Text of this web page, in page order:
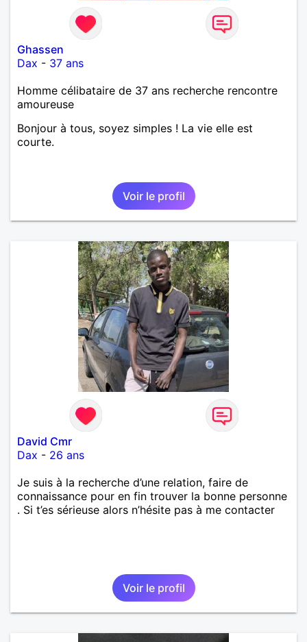
Ghassen
Dax - 37 ans
Homme célibataire de 37 ans recherche rencontre
amoureuse
Bonjour à tous, soyez simples ! La vie elle est
courte.
Voir le profil
David Cmr
Dax - 26 ans
Je suis à la recherche d’une relation, faire de
connaissance pour en fin trouver la bonne personne
. Si t’es sérieuse alors n’hésite pas à me contacter
Voir le profil